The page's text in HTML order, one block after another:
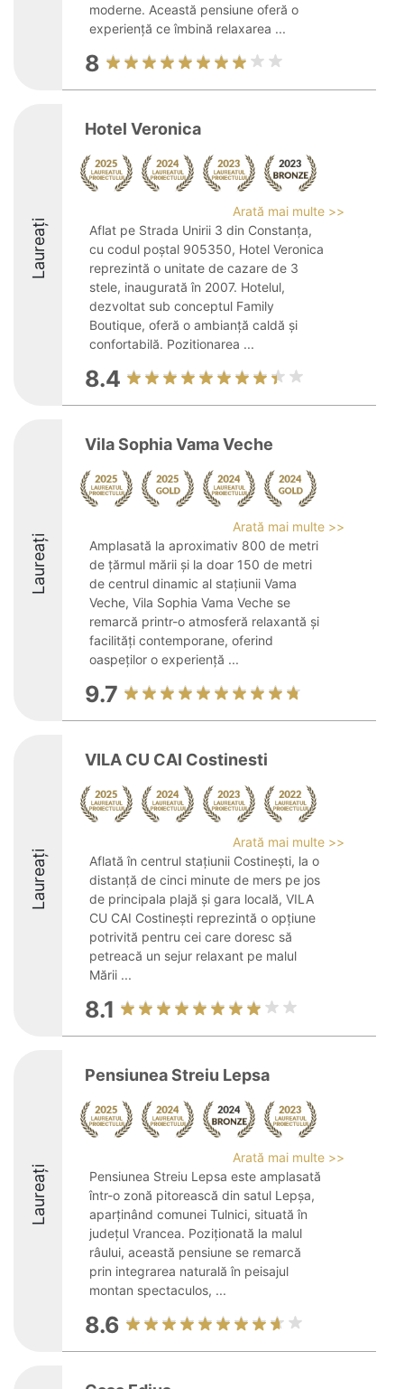
moderne. Această pensiune oferă o
experiență ce îmbină relaxarea ...
8
Laureați
Hotel Veronica
Arată mai multe >>
Aflat pe Strada Unirii 3 din Constanța,
cu codul poștal 905350, Hotel Veronica
reprezintă o unitate de cazare de 3
stele, inaugurată în 2007. Hotelul,
dezvoltat sub conceptul Family
Boutique, oferă o ambianță caldă și
confortabilă. Pozitionarea ...
8.4
Laureați
Vila Sophia Vama Veche
Arată mai multe >>
Amplasată la aproximativ 800 de metri
de țărmul mării și la doar 150 de metri
de centrul dinamic al stațiunii Vama
Veche, Vila Sophia Vama Veche se
remarcă printr-o atmosferă relaxantă și
facilități contemporane, oferind
oaspeților o experiență ...
9.7
Laureați
VILA CU CAI Costinesti
Arată mai multe >>
Aflată în centrul stațiunii Costinești, la o
distanță de cinci minute de mers pe jos
de principala plajă și gara locală, VILA
CU CAI Costinești reprezintă o opțiune
potrivită pentru cei care doresc să
petreacă un sejur relaxant pe malul
Mării ...
8.1
Laureați
Pensiunea Streiu Lepsa
Arată mai multe >>
Pensiunea Streiu Lepsa este amplasată
într-o zonă pitorească din satul Lepșa,
aparținând comunei Tulnici, situată în
județul Vrancea. Poziționată la malul
râului, această pensiune se remarcă
prin integrarea naturală în peisajul
montan spectaculos, ...
8.6